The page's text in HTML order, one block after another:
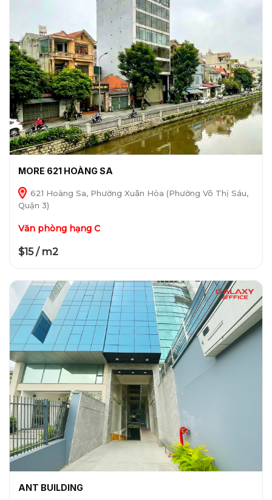
MORE 621 HOÀNG SA
621 Hoàng Sa, Phường Xuân Hòa (Phường Võ Thị Sáu,
Quận 3)
Văn phòng hạng C
$15 / m2
ANT BUILDING